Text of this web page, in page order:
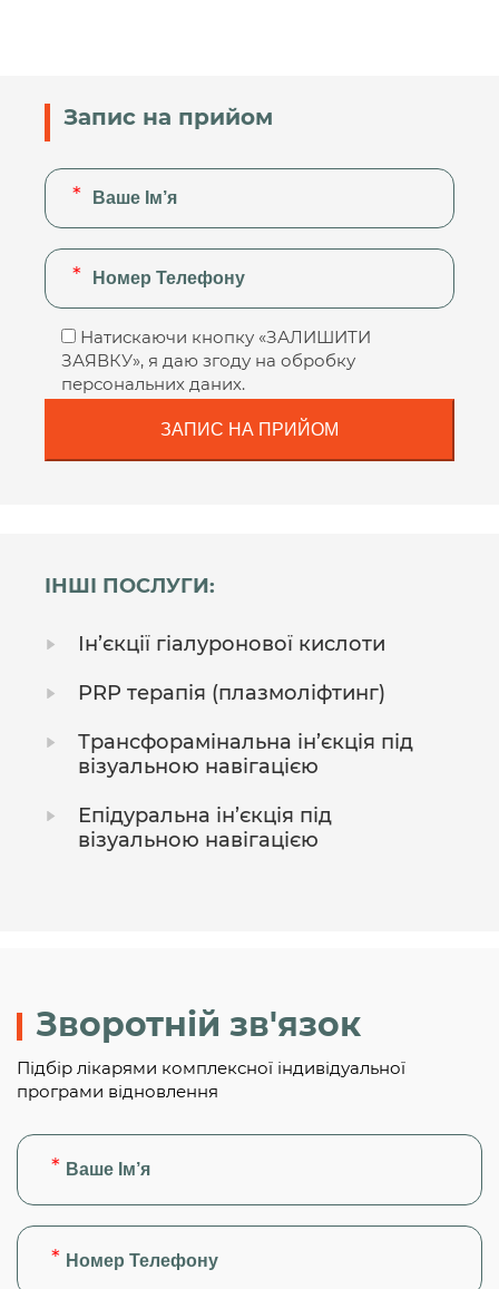
Запис на прийом
Натискаючи кнопку «ЗАЛИШИТИ
ЗАЯВКУ», я даю згоду на обробку
персональних даних.
ІНШІ ПОСЛУГИ:
Ін’єкції гіалуронової кислоти
PRP терапія (плазмоліфтинг)
Трансфорамінальна ін’єкція під
візуальною навігацією
Епідуральна ін’єкція під
візуальною навігацією
Зворотній зв'язок
Підбір лікарями комплексної індивідуальної
програми відновлення